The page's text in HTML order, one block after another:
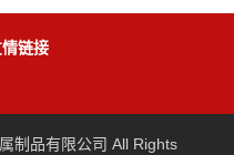
情链接
制品有限公司 All Rights